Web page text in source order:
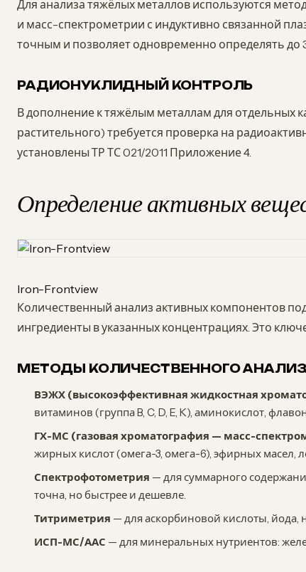
Для анализа тяжёлых металлов используются
и масс-спектрометрии с индуктивно связанной
точным и позволяет одновременно определять до
РАДИОНУКЛИДНЫЙ КОНТРОЛЬ
В дополнение к тяжёлым металлам для отдельных
растительного) требуется проверка на
установлены ТР ТС 021/2011 Приложение 4.
Определение активных
Iron-Frontview
Количественный анализ активных компонентов
ингредиенты в указанных концентрациях. Это
МЕТОДЫ КОЛИЧЕСТВЕННОГО
ВЭЖХ (высокоэффективная жидкостная
витаминов (группа B, C, D, E, K), аминокислот,
ГХ-МС (газовая хроматография — масс-
жирных кислот (омега-3, омега-6), эфирных масел,
Спектрофотометрия — для суммарного
точна, но быстрее и дешевле.
Титриметрия — для аскорбиновой кислоты,
ИСП-МС/ААС — для минеральных нутриентов: